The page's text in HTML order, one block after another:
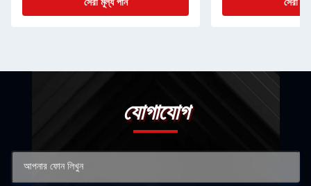
সেরা মূল্য পান সেরা
যোগাযোগ